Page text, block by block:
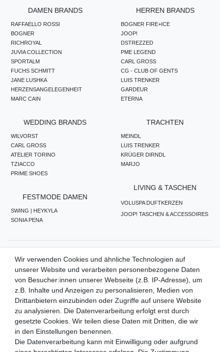
DAMEN BRANDS
RAFFAELLO ROSSI
BOGNER
RICHROYAL
JUVIA COLLECTION
SPORTALM
FUCHS SCHMITT
JANE LUSHKA
HERZENSANGELEGENHEIT
MARC CAIN
HERREN BRANDS
BOGNER FIRE+ICE
JOOP!
DSTREZZED
PME LEGEND
CARL GROSS
CG - CLUB OF GENTS
LUIS TRENKER
GARDEUR
ETERNA
WEDDING BRANDS
WILVORST
CARL GROSS
ATELIER TORINO
TZIACCO
PRIME SHOES
FESTMODE DAMEN
SWING | HEYKYLA
SONIA PENA
TRACHTEN
MEINDL
LUIS TRENKER
KRÜGER DIRNDL
MARJO
LIVING & TASCHEN
VOLUSPA DUFTKERZEN
JOOP! TASCHEN & ACCESSOIRES
ZAHLUNGSMETHODEN
WIR VERSENDEN MIT
QUALITÄTSVERSPRECHEN
Wir verwenden Cookies und ähnliche Technologien auf
unserer Website und verarbeiten personenbezogene Daten
von Besucher:innen unserer Webseite (z.B. IP-Adresse), um
z.B. Inhalte und Anzeigen zu personalisieren, Medien von
Drittanbietern einzubinden oder Zugriffe auf unsere Website
zu analysieren. Die Datenverarbeitung erfolgt erst durch
gesetzte Cookies. Wir teilen diese Daten mit Dritten, die wir
in den Einstellungen benennen.
Die Datenverarbeitung kann mit Einwilligung oder aufgrund